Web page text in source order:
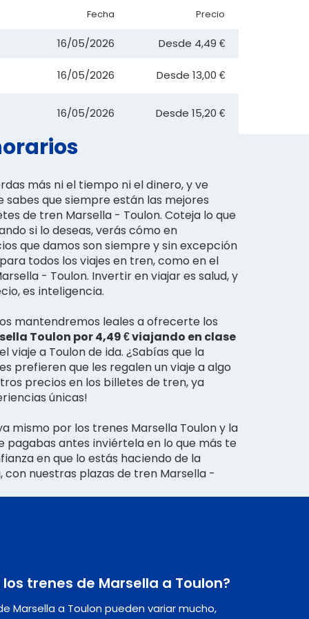
Fecha Precio
16/05/2026 Desde 4,49 €
16/05/2026 Desde 13,00 €
16/05/2026 Desde 15,20 €
más ni el tiempo ni el dinero, y ve
que siempre están las mejores
de tren Marsella - Toulon. Coteja lo que
si lo deseas, verás cómo en
que damos son siempre y sin excepción
todos los viajes en tren, como en el
- Toulon. Invertir en viajar es salud, y
es inteligencia.
mantendremos leales a ofrecerte los
Toulon por 4,49 € viajando en clase
viaje a Toulon de ida. ¿Sabías que la
prefieren que les regalen un viaje a algo
precios en los billetes de tren, ya
únicas!
mismo por los trenes Marsella Toulon y la
pagabas antes inviértela en lo que más te
en que lo estás haciendo de la
nuestras plazas de tren Marsella -
trenes de Marsella a Toulon?
Marsella a Toulon pueden variar mucho,